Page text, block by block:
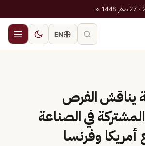
EN
يناقش الفرص
المشتركة في الصناعة
أمريكا وفرنسا